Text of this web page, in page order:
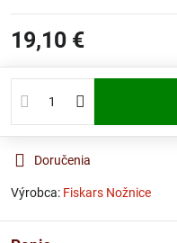
19,10 €
Doručenia
Výrobca: Fiskars Nožnice